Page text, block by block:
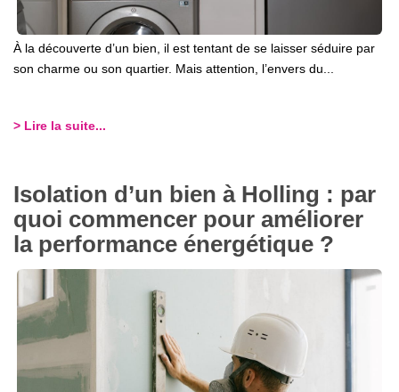
À la découverte d’un bien, il est tentant de se laisser séduire par
son charme ou son quartier. Mais attention, l’envers du...
> Lire la suite...
Isolation d’un bien à Holling : par
quoi commencer pour améliorer
la performance énergétique ?